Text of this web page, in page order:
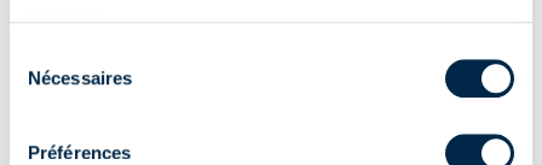
Nécessaires
Préférences
Composite